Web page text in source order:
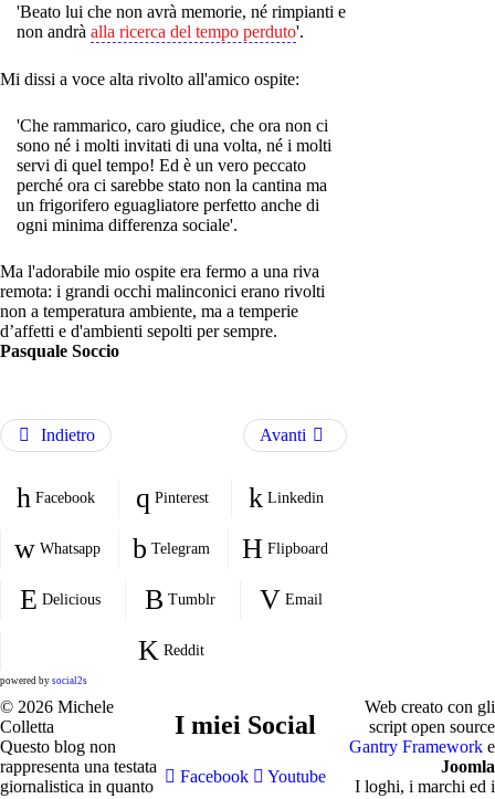
'Beato lui che non avrà memorie, né rimpianti e
non andrà alla ricerca del tempo perduto'.
Mi dissi a voce alta rivolto all'amico ospite:
'Che rammarico, caro giudice, che ora non ci
sono né i molti invitati di una volta, né i molti
servi di quel tempo! Ed è un vero peccato
perché ora ci sarebbe stato non la cantina ma
un frigorifero eguagliatore perfetto anche di
ogni minima differenza sociale'.
Ma l'adorabile mio ospite era fermo a una riva
remota: i grandi occhi malinconici erano rivolti
non a temperatura ambiente, ma a temperie
d’affetti e d'ambienti sepolti per sempre.
Pasquale Soccio
Indietro Avanti
Facebook Pinterest Linkedin
Whatsapp Telegram Flipboard
Delicious Tumblr Email
Reddit
powered by social2s
© 2026 Michele
Colletta
Questo blog non
rappresenta una testata
giornalistica in quanto
I miei Social
Facebook Youtube
Web creato con gli
script open source
Gantry Frameworke
Joomla
I loghi, i marchi ed i